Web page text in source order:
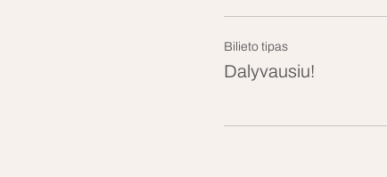
Bilieto tipas
Dalyvausiu!